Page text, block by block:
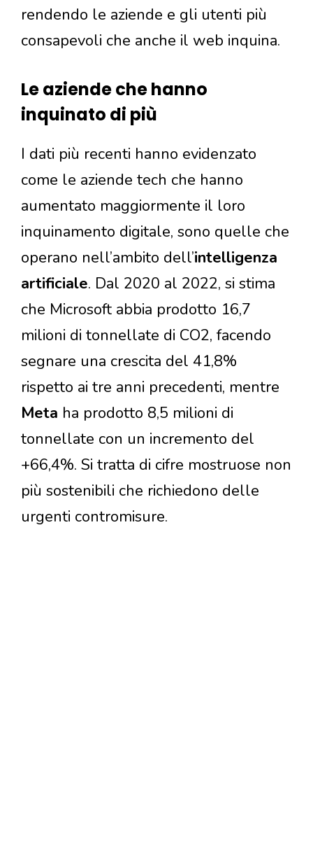
rendendo le aziende e gli utenti più
consapevoli che anche il web inquina.
Le aziende che hanno
inquinato di più
I dati più recenti hanno evidenzato
come le aziende tech che hanno
aumentato maggiormente il loro
inquinamento digitale, sono quelle che
operano nell’ambito dell’intelligenza
artificiale. Dal 2020 al 2022, si stima
che Microsoft abbia prodotto 16,7
milioni di tonnellate di CO2, facendo
segnare una crescita del 41,8%
rispetto ai tre anni precedenti, mentre
Meta ha prodotto 8,5 milioni di
tonnellate con un incremento del
+66,4%. Si tratta di cifre mostruose non
più sostenibili che richiedono delle
urgenti contromisure.